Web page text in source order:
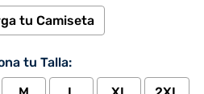
tu Camiseta
tu Talla: